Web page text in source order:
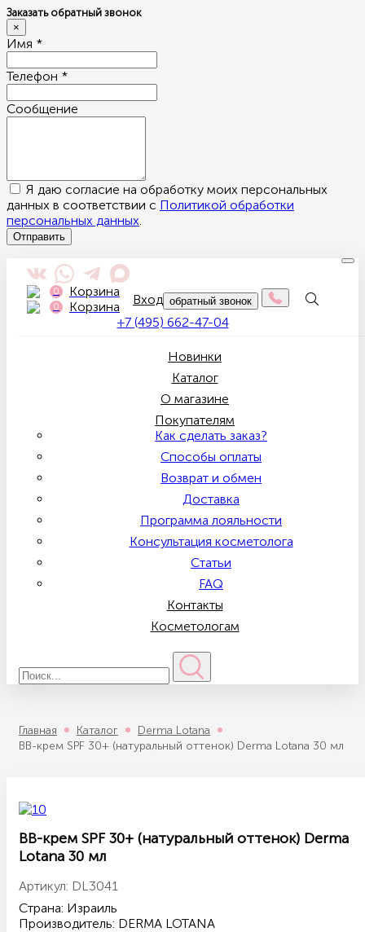
Заказать обратный звонок
×
Имя *
Телефон *
Сообщение
Я даю согласие на обработку моих персональных
данных в соответствии с Политикой обработки
персональных данных.
Отправить
0 Корзина
0 Корзина Вход обратный звонок
+7 (495) 662-47-04
Новинки
Каталог
О магазине
Покупателям
Как сделать заказ?
Способы оплаты
Возврат и обмен
Доставка
Программа лояльности
Консультация косметолога
Статьи
FAQ
Контакты
Косметологам
Главная Каталог
Derma Lotana
BB-крем SPF 30+ (натуральный оттенок) Derma Lotana 30 мл
BB-крем SPF 30+ (натуральный оттенок) Derma
Lotana 30 мл
Артикул: DL3041
Страна: Израиль
Производитель: DERMA LOTANA